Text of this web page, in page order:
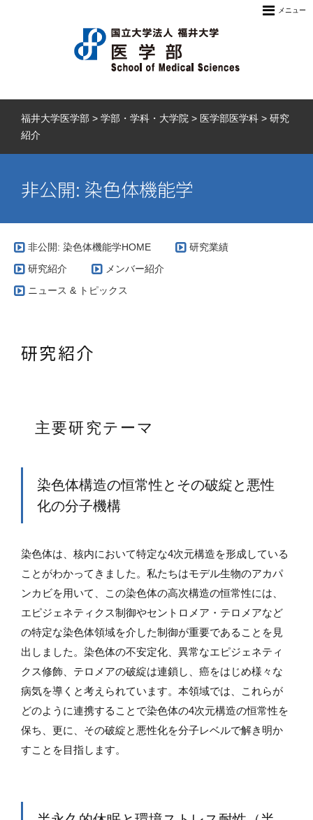
メニュー
福井大学医学部 > 学部・学科・大学院 > 医学部医学科 > 研究
紹介
非公開: 染色体機能学
非公開: 染色体機能学HOME
研究業績
研究紹介
メンバー紹介
ニュース & トピックス
研究紹介
主要研究テーマ
染色体構造の恒常性とその破綻と悪性
化の分子機構
染色体は、核内において特定な4次元構造を形成している
ことがわかってきました。私たちはモデル生物のアカパ
ンカビを用いて、この染色体の高次構造の恒常性には、
エピジェネティクス制御やセントロメア・テロメアなど
の特定な染色体領域を介した制御が重要であることを見
出しました。染色体の不安定化、異常なエピジェネティ
クス修飾、テロメアの破綻は連鎖し、癌をはじめ様々な
病気を導くと考えられています。本領域では、これらが
どのように連携することで染色体の4次元構造の恒常性を
保ち、更に、その破綻と悪性化を分子レベルで解き明か
すことを目指します。